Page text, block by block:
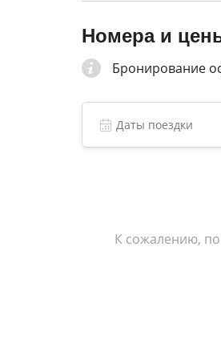
Номера и
Бронирование
К сожалению,